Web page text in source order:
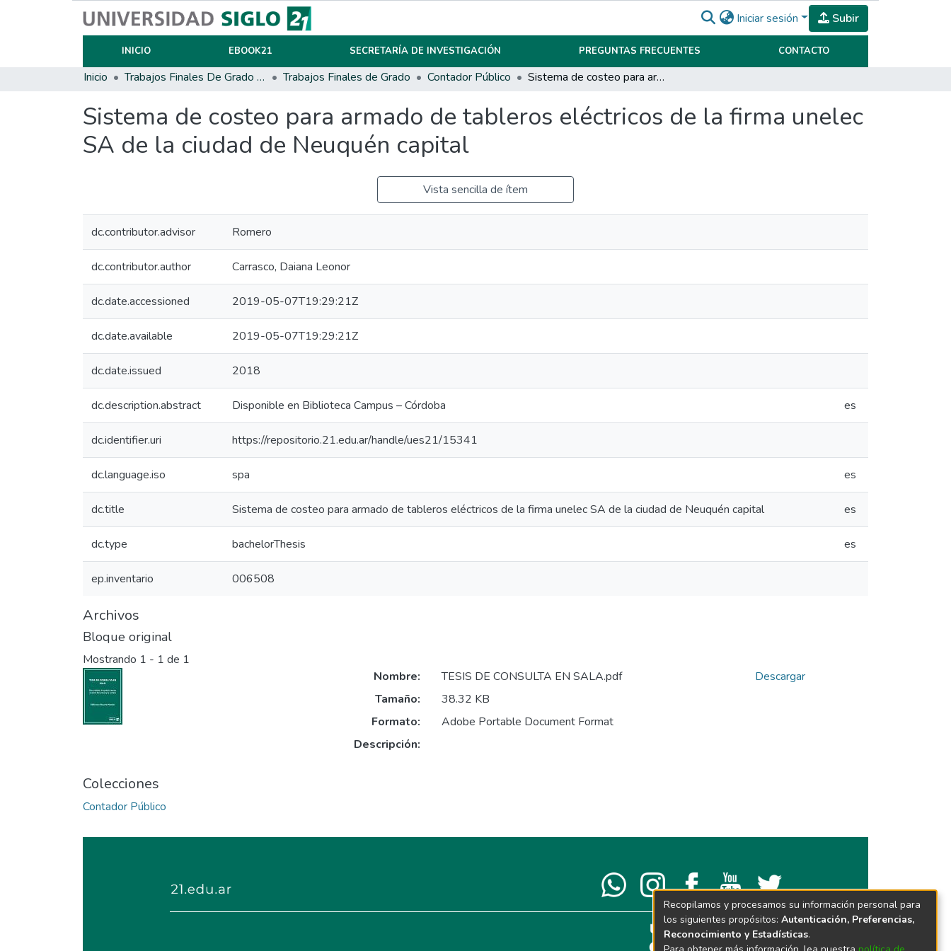
Iniciar sesión Subir
INICIO EBOOK21 SECRETARÍA DE INVESTIGACIÓN PREGUNTAS FRECUENTES CONTACTO
Inicio Trabajos Finales De Grado Y Posgrado Trabajos Finales de Grado Contador Público Sistema de costeo para armado de tableros eléctricos de la firma unelec SA de la ciudad de Neuquén capital
Sistema de costeo para armado de tableros eléctricos de la firma unelec
SA de la ciudad de Neuquén capital
Vista sencilla de ítem
dc.contributor.advisor Romero
dc.contributor.author Carrasco, Daiana Leonor
dc.date.accessioned 2019-05-07T19:29:21Z
dc.date.available 2019-05-07T19:29:21Z
dc.date.issued 2018
dc.description.abstract Disponible en Biblioteca Campus – Córdoba es
dc.identifier.uri https://repositorio.21.edu.ar/handle/ues21/15341
dc.language.iso spa es
dc.title Sistema de costeo para armado de tableros eléctricos de la firma unelec SA de la ciudad de Neuquén capital es
dc.type bachelorThesis es
ep.inventario 006508
Archivos
Bloque original
Mostrando 1 - 1 de 1
Nombre:
TESIS DE CONSULTA EN SALA.pdf
Tamaño:
38.32 KB
Formato:
Adobe Portable Document Format
Descripción:
Descargar
Colecciones
Contador Público
Recopilamos y procesamos su información personal para
los siguientes propósitos: Autenticación, Preferencias,
Reconocimiento y Estadísticas.